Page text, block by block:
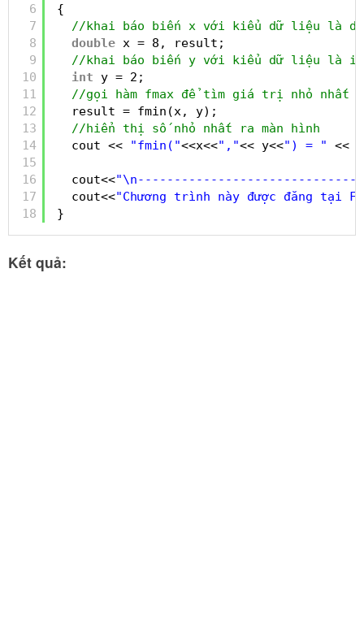
6
7
8
9
10
11
12
13
14
15
16
17
18
{
//khai báo biến x với kiểu dữ liệu là
double x = 8, result;
//khai báo biến y với kiểu dữ liệu là
int
y = 2;
//gọi hàm fmax để tìm giá trị nhỏ
result = fmin(x, y);
//hiển thị số nhỏ nhất ra màn hình
cout <<
"fmin("<<x<<","<< y<<") = " <<
cout<<
cout<<"Chương trình này được đăng tại
}
Kết quả: